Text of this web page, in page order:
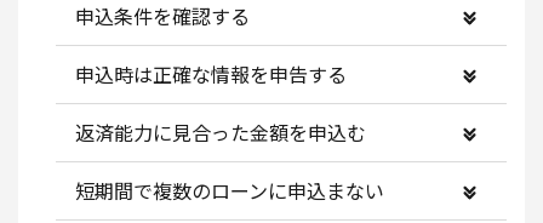
申込条件を確認する
申込時は正確な情報を申告する
返済能力に見合った金額を申込む
短期間で複数のローンに申込まない